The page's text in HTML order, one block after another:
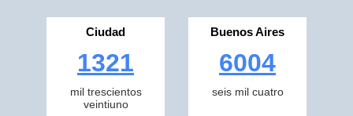
Ciudad
1321
mil trescientos
veintiuno
Buenos Aires
6004
seis mil cuatro